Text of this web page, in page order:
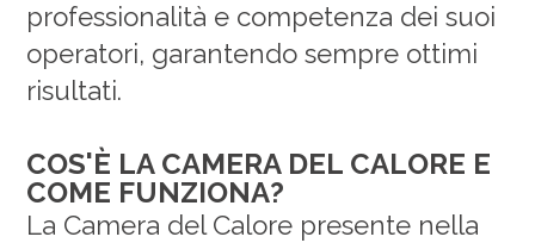
professionalità e competenza dei suoi
operatori, garantendo sempre ottimi
risultati.
COS'È LA CAMERA DEL CALORE E
COME FUNZIONA?
La Camera del Calore presente nella